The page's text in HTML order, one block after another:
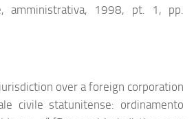
amministrativa, 1998, pt. 1, pp.
over a foreign corporation
civile statunitense: ordinamento